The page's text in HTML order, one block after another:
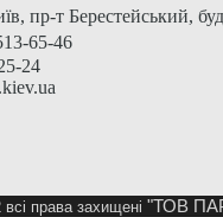
пр-т Берестейський,
65-46
24
всі права захищені "ТОВ